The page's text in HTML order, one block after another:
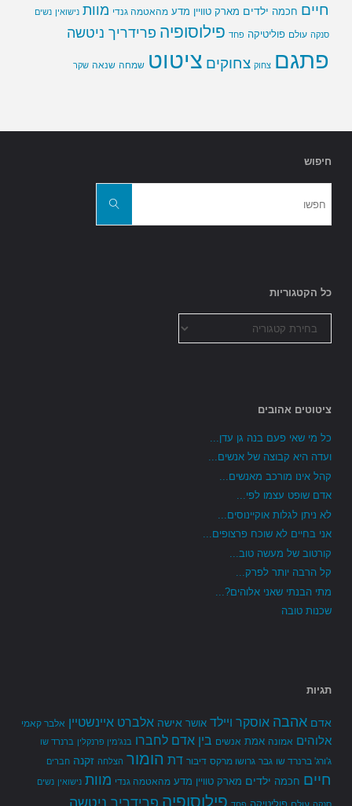
חיים חכמה ילדים מארק טוויין מדע מהאטמה גנדי מוות נישואין נשים
סנקה עולם פוליטיקה פחד פילוסופיה פרידריך ניטשה
פתגם צחוק צחוקים ציטוט שמחה שנאה שקר
חיפוש
חפשו
כל הקטגוריות
הקטגוריות
ציטוטים אהובים
כל מי שאי פעם בנה גן עדן...
ועדה היא קבוצה של אנשים...
קהל אינו מורכב מאנשים...
אדם שופט עצמו לפי...
לא ניתן לגלות אוקיינוסים...
אני בחיים לא שוכח פרצופים...
קורטוב של מעשה טוב...
קל הרבה יותר לפרק...
מתי הבנתי שאני אלוהים?...
שכנות טובה
תגיות
אדם אהבה אוסקר ויילד אושר אישה אלברט איינשטיין אלבר קאמי
אלוהים אמונה אמת אנשים בין אדם לחברו בנג'מין פרנקלין ברנרד שו
ג'ורג' ברנרד שו גבר גרושו מרקס דיבור דת הומור הצלחה זקנה חברים
חיים חכמה ילדים מארק טוויין מדע מהאטמה גנדי מוות נישואין נשים
פילוסופיה פרידריך ניטשה